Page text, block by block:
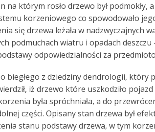
na którym rosło drzewo był podmokły,
korzeniowego co spowodowało
się drzewa leżała w nadzwyczajnych
podmuchach wiatru i opadach deszczu
odpowiedzialności za
biegłego z dziedziny dendrologii, który
iż drzewo które uszkodziło pojazd
była spróchniała, a do
części. Opisany stan drzewa był
stanu podstawy drzewa, w tym